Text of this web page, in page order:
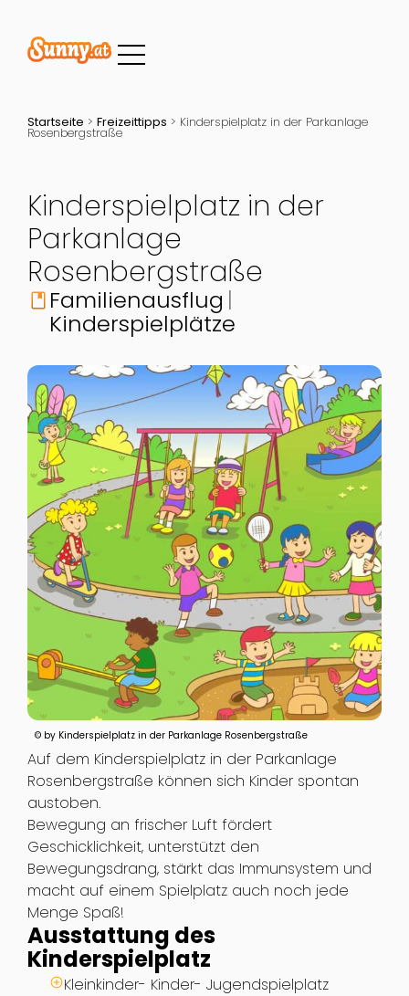
Startseite > Freizeittipps > Kinderspielplatz in der Parkanlage
Rosenbergstraße
Kinderspielplatz in der
Parkanlage
Rosenbergstraße
book Familienausflug
Kinderspielplätze
© by Kinderspielplatz in der Parkanlage Rosenbergstraße
Auf dem Kinderspielplatz in der Parkanlage
Rosenbergstraße können sich Kinder spontan
austoben.
Bewegung an frischer Luft fördert
Geschicklichkeit, unterstützt den
Bewegungsdrang, stärkt das Immunsystem und
macht auf einem Spielplatz auch noch jede
Menge Spaß!
Ausstattung des
Kinderspielplatz
Kleinkinder- Kinder- Jugendspielplatz